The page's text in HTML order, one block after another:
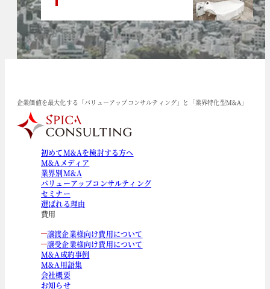
企業価値を最大化する「バリューアップコンサルティング」と「業界特化型M&A」
初めてM&Aを検討する方へ
M&Aメディア
業界別M&A
バリューアップコンサルティング
セミナー
選ばれる理由
費用
譲渡企業様向け費用について
譲受企業様向け費用について
M&A成約事例
M&A用語集
会社概要
お知らせ